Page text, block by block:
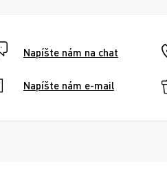
Napíšte nám na chat
Napíšte nám e-mail